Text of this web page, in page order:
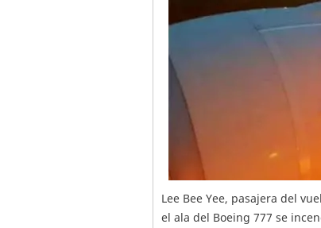
Lee Bee Yee, pasajera del
el ala del Boeing 777 se